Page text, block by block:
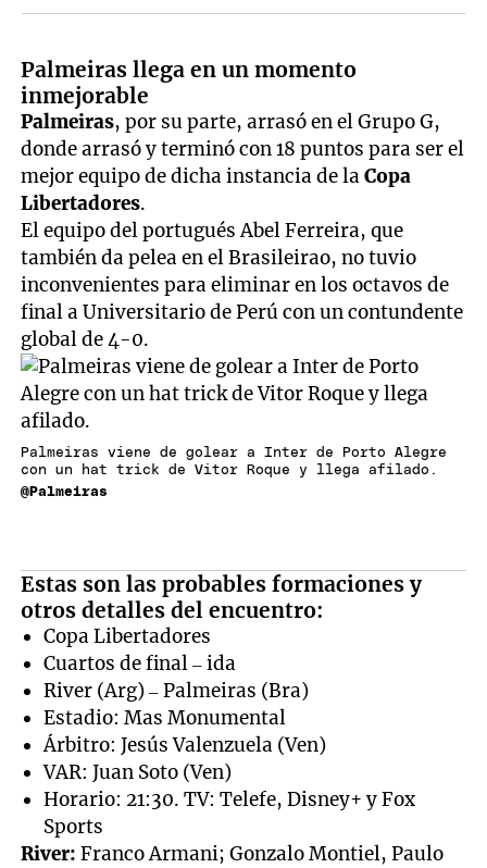
Palmeiras llega en un momento
inmejorable
Palmeiras, por su parte, arrasó en el Grupo G,
donde arrasó y terminó con 18 puntos para ser el
mejor equipo de dicha instancia de laCopa
Libertadores.
El equipo del portugués Abel Ferreira, que
también da pelea en el Brasileirao, no tuvio
inconvenientes para eliminar en los octavos de
final a Universitario de Perú con un contundente
global de 4-0.
Palmeiras viene de golear a Inter de Porto Alegre
con un hat trick de Vitor Roque y llega afilado.
@Palmeiras
Estas son las probables formaciones y
otros detalles del encuentro:
Copa Libertadores
Cuartos de final – ida
River (Arg) – Palmeiras (Bra)
Estadio: Mas Monumental
Árbitro: Jesús Valenzuela (Ven)
VAR: Juan Soto (Ven)
Horario: 21:30. TV: Telefe, Disney+ y Fox
Sports
River: Franco Armani; Gonzalo Montiel, Paulo